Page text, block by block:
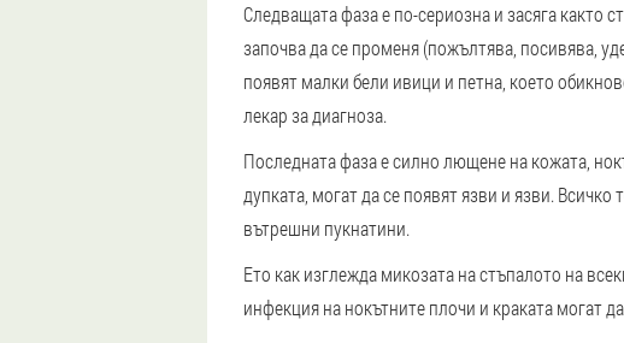
Следващата фаза е по-сериозна и засяга както
започва да се променя (пожълтява, посивява,
появят малки бели ивици и петна, което
лекар за диагноза.
Последната фаза е силно лющене на кожата,
дупката, могат да се появят язви и язви.
вътрешни пукнатини.
Ето как изглежда микозата на стъпалото на
инфекция на нокътните плочи и краката могат